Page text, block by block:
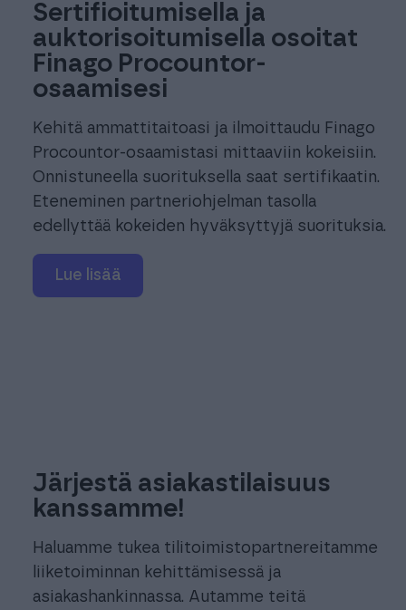
Sertifioitumisella ja
auktorisoitumisella osoitat
Finago Procountor-
osaamisesi
Kehitä ammattitaitoasi ja ilmoittaudu Finago
Procountor-osaamistasi mittaaviin kokeisiin.
Onnistuneella suorituksella saat sertifikaatin.
Eteneminen partneriohjelman tasolla
edellyttää kokeiden hyväksyttyjä suorituksia.
Lue lisää
Järjestä asiakastilaisuus
kanssamme!
Haluamme tukea tilitoimistopartnereitamme
liiketoiminnan kehittämisessä ja
asiakashankinnassa. Autamme teitä